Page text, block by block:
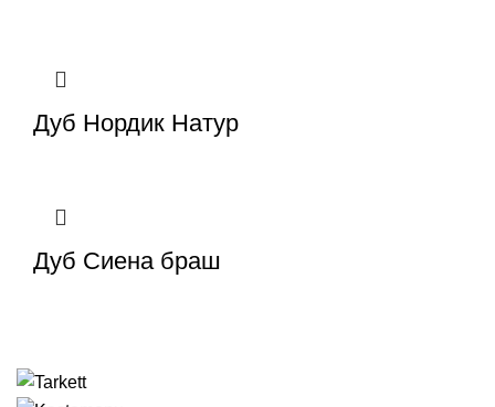
Дуб Нордик Натур
Дуб Сиена браш